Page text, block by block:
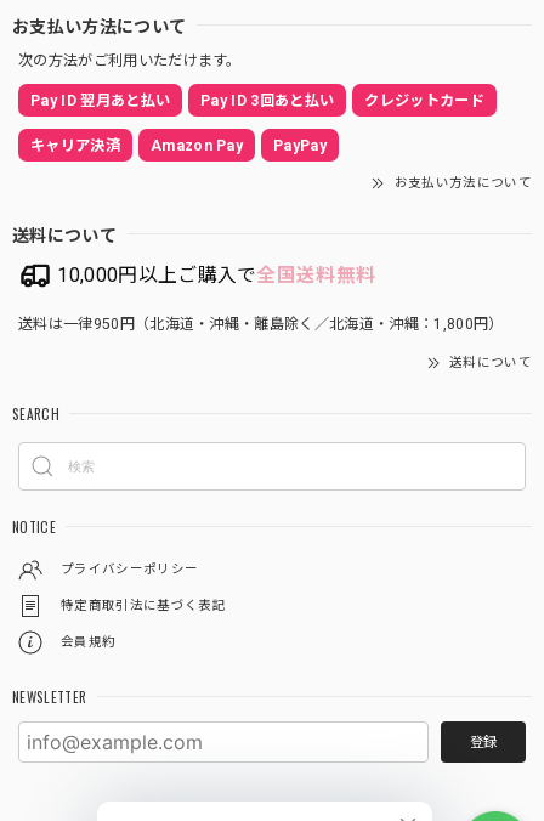
お支払い方法について
次の方法がご利用いただけます。
Pay ID 翌月あと払い Pay ID 3回あと払い クレジットカード
キャリア決済 Amazon Pay PayPay
お支払い方法について
送料について
10,000円以上ご購入で全国送料無料
送料は一律950円（北海道・沖縄・離島除く／北海道・沖縄：1,800円）
送料について
SEARCH
NOTICE
プライバシーポリシー
特定商取引法に基づく表記
会員規約
NEWSLETTER
登録